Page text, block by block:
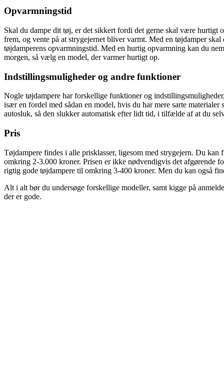
Opvarmningstid
Skal du dampe dit tøj, er det sikkert fordi det gerne skal være
frem, og vente på at strygejernet bliver varmt. Med en tøjdamper
tøjdamperens opvarmningstid. Med en hurtig opvarmning kan du
morgen, så vælg en model, der varmer hurtigt op.
Indstillingsmuligheder og andre funktioner
Nogle tøjdampere har forskellige funktioner og
især en fordel med sådan en model, hvis du har mere sarte
autosluk, så den slukker automatisk efter lidt tid, i tilfælde af at du
Pris
Tøjdampere findes i alle prisklasser, ligesom med strygejern. Du
omkring 2-3.000 kroner. Prisen er ikke nødvendigvis det afgørende
rigtig gode tøjdampere til omkring 3-400 kroner. Men du kan også
Alt i alt bør du undersøge forskellige modeller, samt kigge på
der er gode.